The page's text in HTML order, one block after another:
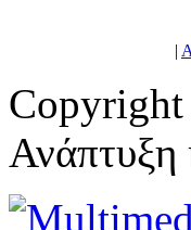
|
Ανάπτυξη